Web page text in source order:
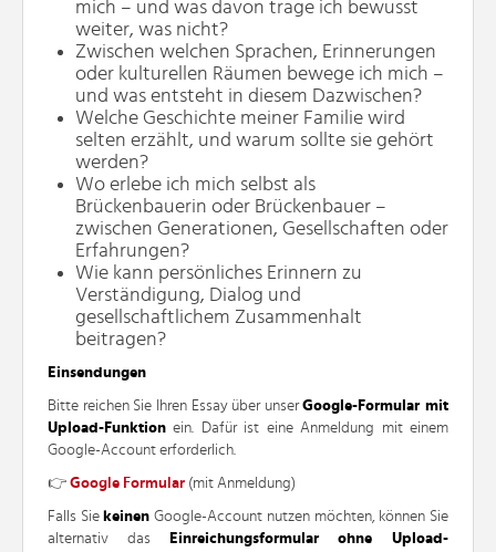
mich – und was davon trage ich bewusst
weiter, was nicht?
Zwischen welchen Sprachen, Erinnerungen
oder kulturellen Räumen bewege ich mich –
und was entsteht in diesem Dazwischen?
Welche Geschichte meiner Familie wird
selten erzählt, und warum sollte sie gehört
werden?
Wo erlebe ich mich selbst als
Brückenbauerin oder Brückenbauer –
zwischen Generationen, Gesellschaften oder
Erfahrungen?
Wie kann persönliches Erinnern zu
Verständigung, Dialog und
gesellschaftlichem Zusammenhalt
beitragen?
Einsendungen
Bitte reichen Sie Ihren Essay über unserGoogle-Formular mit
Upload-Funktion ein. Dafür ist eine Anmeldung mit einem
Google-Account erforderlich.
👉 Google Formular (mit Anmeldung)
Falls Sie keinen Google-Account nutzen möchten, können Sie
alternativ das
Einreichungsformular ohne Upload-